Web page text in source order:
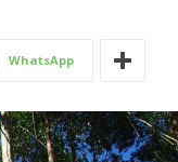
WhatsApp